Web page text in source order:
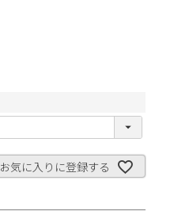
お気に入りに登録する